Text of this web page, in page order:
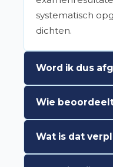
systematisch
dichten.
Word ik dus
gaat wél
stukken zijn
om structureel
Wie
Wat is dat